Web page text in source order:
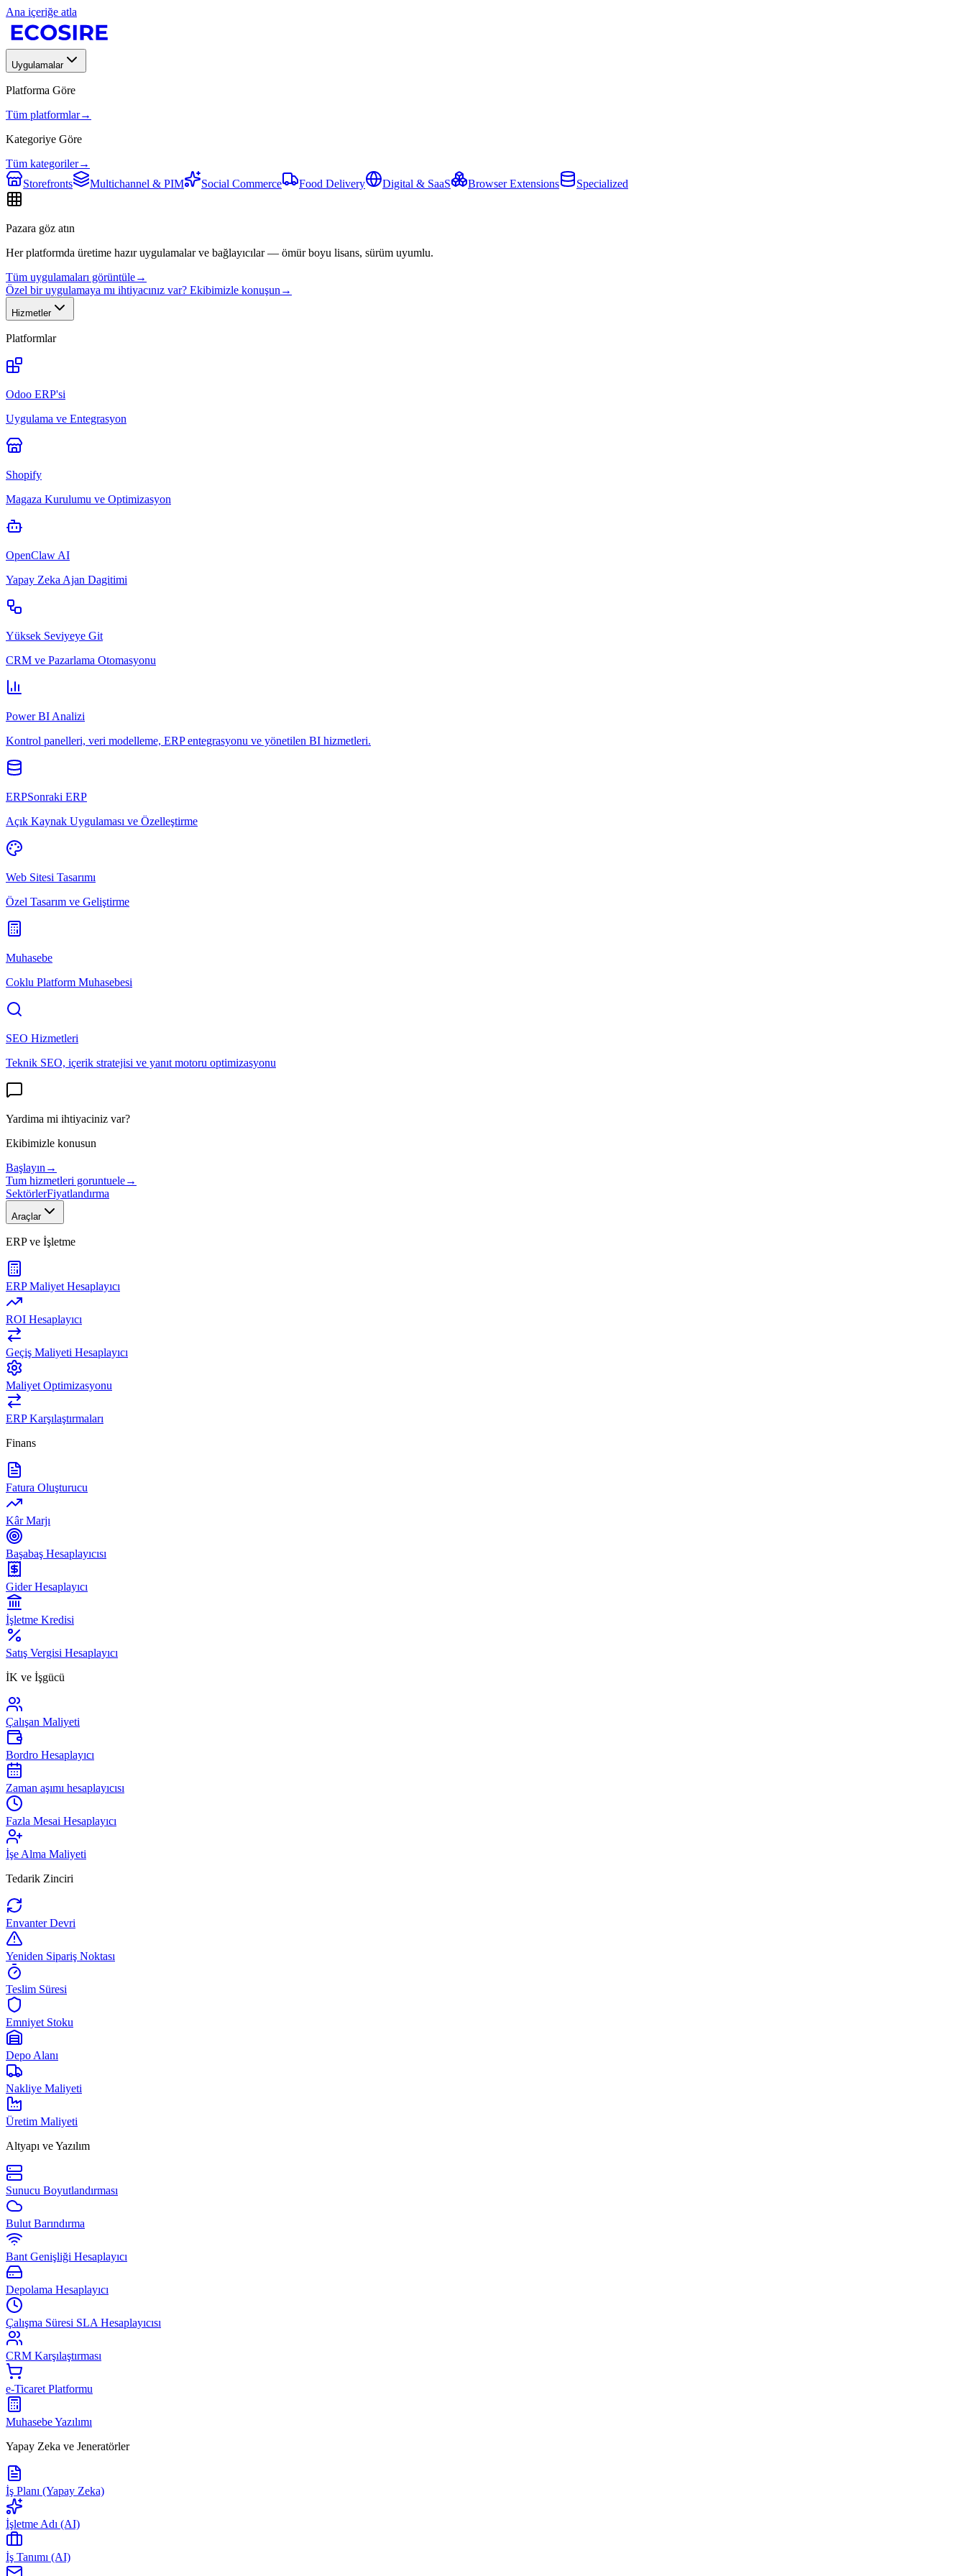
Ana içeriğe atla
Uygulamalar
Platforma Göre
Tüm platformlar→
Kategoriye Göre
Tüm kategoriler→
Storefronts
Multichannel & PIM Social Commerce Food Delivery Digital & SaaS Browser Extensions Specialized
Pazara göz atın
Her platformda üretime hazır uygulamalar ve bağlayıcılar — ömür boyu lisans, sürüm uyumlu.
Tüm uygulamaları görüntüle→
Özel bir uygulamaya mı ihtiyacınız var? Ekibimizle konuşun →
Hizmetler
Platformlar
Odoo ERP'si
Uygulama ve Entegrasyon
Shopify
Magaza Kurulumu ve Optimizasyon
OpenClaw AI
Yapay Zeka Ajan Dagitimi
Yüksek Seviyeye Git
CRM ve Pazarlama Otomasyonu
Power BI Analizi
Kontrol panelleri, veri modelleme, ERP entegrasyonu ve yönetilen BI hizmetleri.
ERPSonraki ERP
Açık Kaynak Uygulaması ve Özelleştirme
Web Sitesi Tasarımı
Özel Tasarım ve Geliştirme
Muhasebe
Coklu Platform Muhasebesi
SEO Hizmetleri
Teknik SEO, içerik stratejisi ve yanıt motoru optimizasyonu
Yardima mi ihtiyaciniz var?
Ekibimizle konusun
Başlayın →
Tum hizmetleri goruntuele→
SektörlerFiyatlandırma
Araçlar
ERP ve İşletme
ERP Maliyet Hesaplayıcı
ROI Hesaplayıcı
Geçiş Maliyeti Hesaplayıcı
Maliyet Optimizasyonu
ERP Karşılaştırmaları
Finans
Fatura Oluşturucu
Kâr Marjı
Başabaş Hesaplayıcısı
Gider Hesaplayıcı
İşletme Kredisi
Satış Vergisi Hesaplayıcı
İK ve İşgücü
Çalışan Maliyeti
Bordro Hesaplayıcı
Zaman aşımı hesaplayıcısı
Fazla Mesai Hesaplayıcı
İşe Alma Maliyeti
Tedarik Zinciri
Envanter Devri
Yeniden Sipariş Noktası
Teslim Süresi
Emniyet Stoku
Depo Alanı
Nakliye Maliyeti
Üretim Maliyeti
Altyapı ve Yazılım
Sunucu Boyutlandırması
Bulut Barındırma
Bant Genişliği Hesaplayıcı
Depolama Hesaplayıcı
Çalışma Süresi SLA Hesaplayıcısı
CRM Karşılaştırması
e-Ticaret Platformu
Muhasebe Yazılımı
Yapay Zeka ve Jeneratörler
İş Planı (Yapay Zeka)
İşletme Adı (AI)
İş Tanımı (AI)